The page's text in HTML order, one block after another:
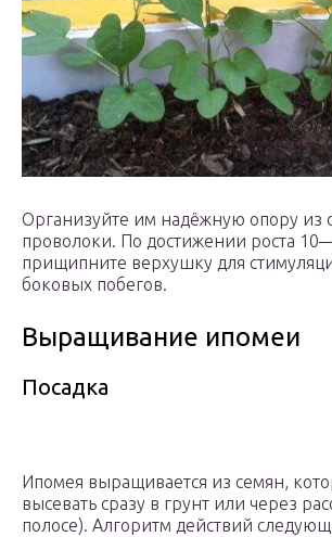
Организуйте им надёжную опору из
проволоки. По достижении роста
прищипните верхушку для
боковых побегов.
Выращивание ипомеи
Посадка
Ипомея выращивается из семян,
высевать сразу в грунт или через
полосе). Алгоритм действий